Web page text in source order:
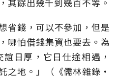
省錢，可以不參加，但是
哪怕借錢集資也要去。為
日厚，它日仕途相遇，
之地。」（《儒林雜錄•